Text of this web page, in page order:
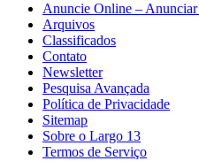
Anuncie Online –
Arquivos
Classificados
Contato
Newsletter
Pesquisa Avançada
Política de Privacidade
Sitemap
Sobre o Largo 13
Termos de Serviço